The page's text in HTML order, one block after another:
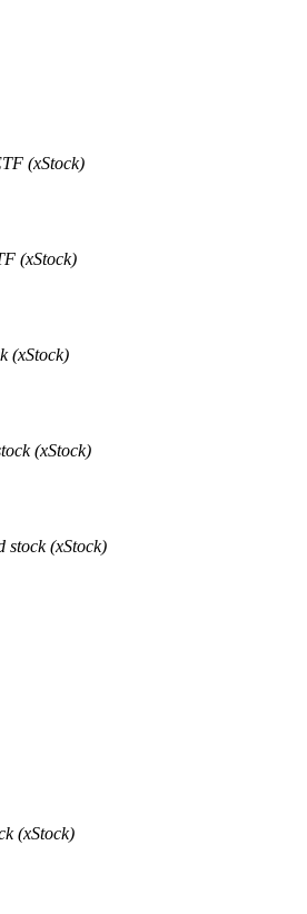
panjang dan kepentingan fleksibel
penghasilan pasif
(xStock)
(xStock)
(xStock)
(xStock)
stock (xStock)
(xStock)